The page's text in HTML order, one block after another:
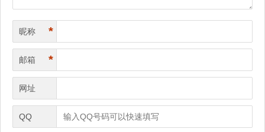
昵称 *
邮箱 *
网址
QQ